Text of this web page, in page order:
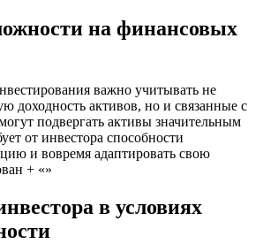
на финансовых
важно учитывать не
доходность активов, но и связанные с
подвергать активы значительным
от инвестора способности
и вовремя адаптировать свою
+ «»
в условиях